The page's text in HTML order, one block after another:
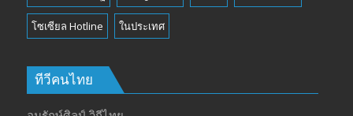
โซเซียล Hotline ในประเทศ
ทีวีคนไทย